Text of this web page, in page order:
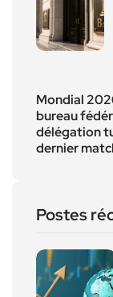
Mondial
bureau
délégation
dernier
Postes